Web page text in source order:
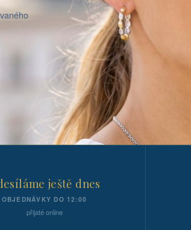
ještě dnes
OBJEDNÁVKY DO 12:00
přijaté online